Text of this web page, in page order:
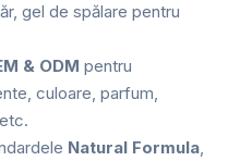
gel de spălare pentru
& ODM pentru
culoare, parfum,
Natural Formula,